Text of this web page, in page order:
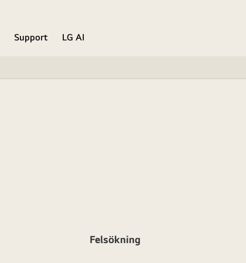
Support LG AI
Felsökning